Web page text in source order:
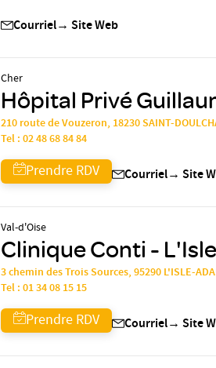
Courriel→ Site Web
Cher
Hôpital Privé
210 route de Vouzeron, 18230 SAINT-
Tel :02 48 68 84 84
Prendre RDV Courriel→ Site
Val-d'Oise
Clinique Conti -
3 chemin des Trois Sources, 95290 L'ISLE-
Tel :01 34 08 15 15
Prendre RDV Courriel→ Site